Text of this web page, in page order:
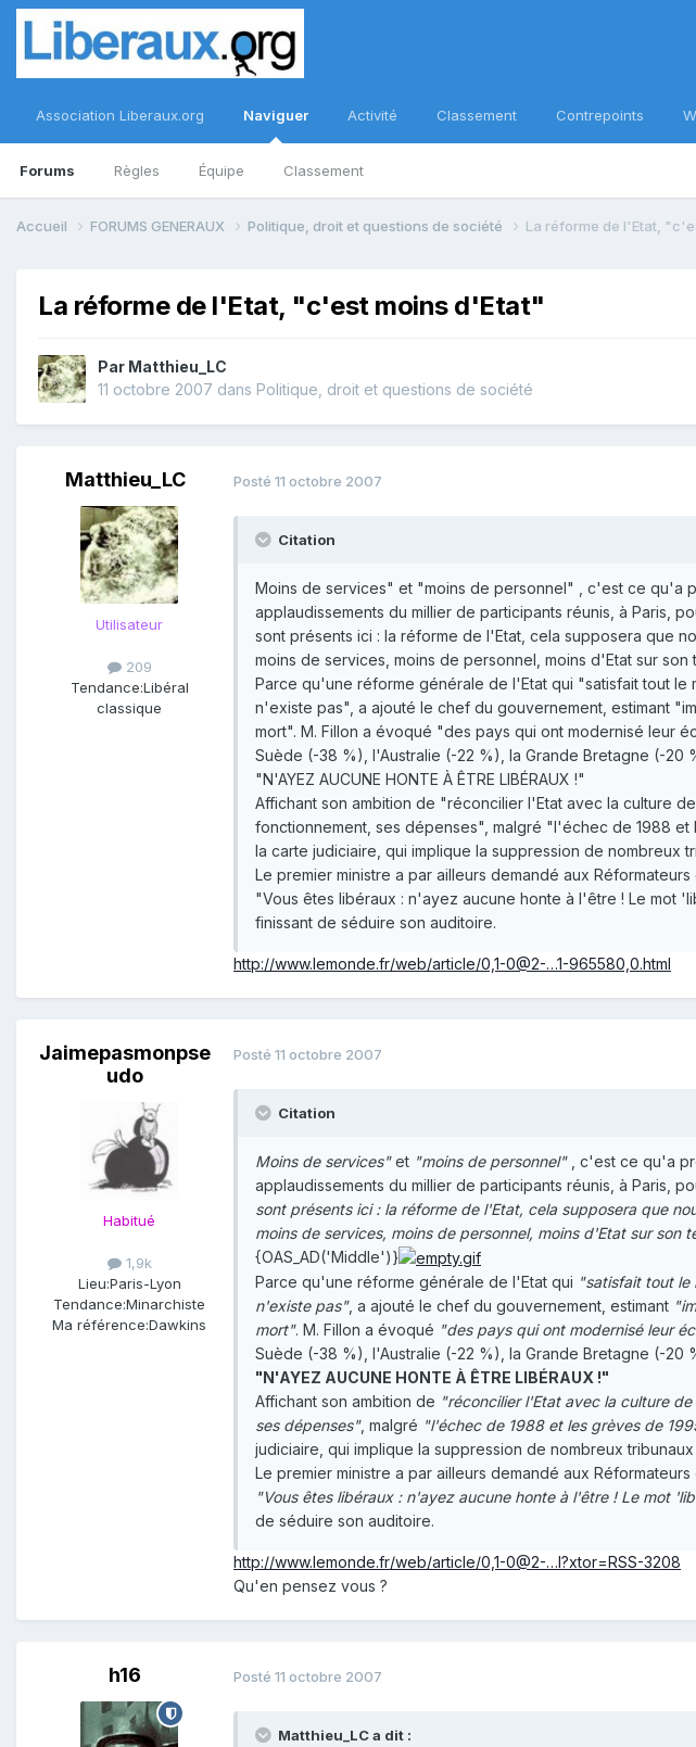
Association Liberaux.org Naviguer
Forums Règles Équipe Classement
Activité Classement Contrepoints
Accueil FORUMS GENERAUX Politique, droit et questions de société La réforme de l'Etat,
La réforme de l'Etat, "c'est moins d'Etat"
Par Matthieu_LC
11 octobre 2007 dans Politique, droit et questions de société
Matthieu_LC
Utilisateur
209
Tendance:Libéral
classique
Posté 11 octobre 2007
Citation
Moins de services" et "moins de personnel" , c'est ce qu'a
applaudissements du millier de participants réunis, à Paris,
sont présents ici : la réforme de l'Etat, cela supposera que
moins de services, moins de personnel, moins d'Etat sur
Parce qu'une réforme générale de l'Etat qui "satisfait tout le
n'existe pas", a ajouté le chef du gouvernement, estimant
mort". M. Fillon a évoqué "des pays qui ont modernisé leur
Suède (-38 %), l'Australie (-22 %), la Grande Bretagne (-20
"N'AYEZ AUCUNE HONTE À ÊTRE LIBÉRAUX !"
Affichant son ambition de "réconcilier l'Etat avec la culture
fonctionnement, ses dépenses", malgré "l'échec de 1988
la carte judiciaire, qui implique la suppression de nombreux
Le premier ministre a par ailleurs demandé aux
"Vous êtes libéraux : n'ayez aucune honte à l'être ! Le mot
finissant de séduire son auditoire.
http://www.lemonde.fr/web/article/0,1-0@2-…1-965580,0.html
Jaimepasmonpse
udo
Habitué
1,9k
Lieu:Paris-Lyon
Tendance:Minarchiste
Ma référence:Dawkins
Posté 11 octobre 2007
Citation
Moins de services"et "moins de personnel", c'est ce qu'a
applaudissements du millier de participants réunis, à Paris,
sont présents ici : la réforme de l'Etat, cela supposera que
moins de services, moins de personnel, moins d'Etat sur son
{OAS_AD('Middle')}
Parce qu'une réforme générale de l'Etat qui "satisfait tout le
n'existe pas", a ajouté le chef du gouvernement, estimant
mort". M. Fillon a évoqué "des pays qui ont modernisé leur
Suède (-38 %), l'Australie (-22 %), la Grande Bretagne (-20
"N'AYEZ AUCUNE HONTE À ÊTRE LIBÉRAUX !"
Affichant son ambition de "réconcilier l'Etat avec la culture
ses dépenses", malgré "l'échec de 1988 et les grèves de
judiciaire, qui implique la suppression de nombreux
Le premier ministre a par ailleurs demandé aux
"Vous êtes libéraux : n'ayez aucune honte à l'être ! Le mot
de séduire son auditoire.
http://www.lemonde.fr/web/article/0,1-0@2-…l?xtor=RSS-3208
Qu'en pensez vous ?
h16 Posté 11 octobre 2007
Matthieu_LC a dit :